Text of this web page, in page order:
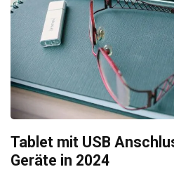
Tablet mit USB
Geräte in 2024